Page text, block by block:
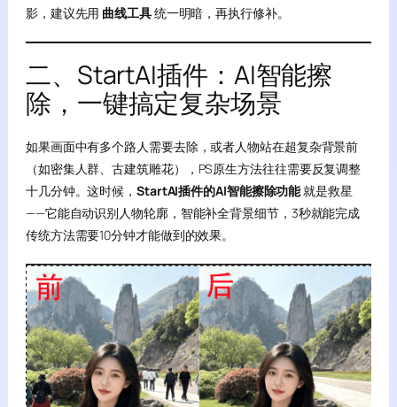
影，建议先用 曲线工具统一明暗，再执行修补。
二、StartAI插件：AI智能擦
除，一键搞定复杂场景
如果画面中有多个路人需要去除，或者人物站在超复杂背景前
（如密集人群、古建筑雕花），PS原生方法往往需要反复调整
十几分钟。这时候，StartAI插件的AI智能擦除功能就是救星
——它能自动识别人物轮廓，智能补全背景细节，3秒就能完成
传统方法需要10分钟才能做到的效果。